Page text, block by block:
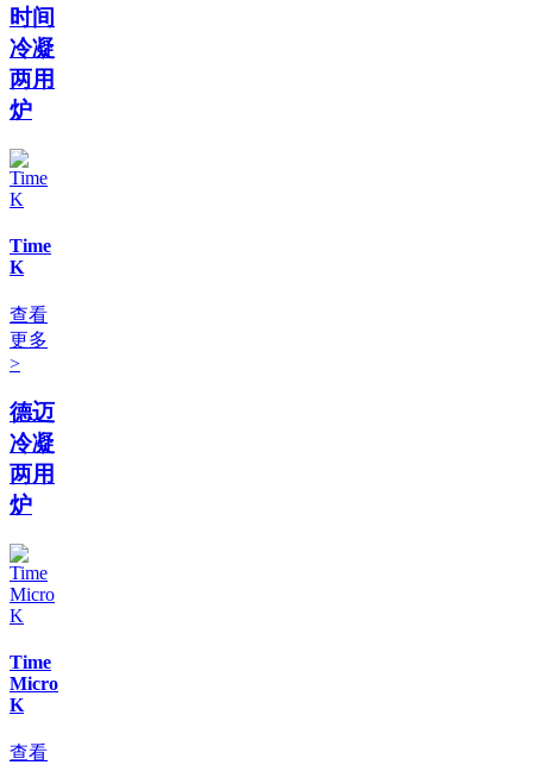
时间
冷凝
两用
炉
Time
K
查看
更多
>
德迈
冷凝
两用
炉
Time
Micro
K
查看